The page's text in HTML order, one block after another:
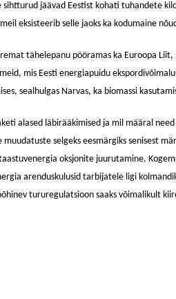
jäävad Eestist kohati tuhandete
eksisteerib selle jaoks ka kodumaine
tähelepanu pööramas ka Euroopa
mis Eesti energiapuidu
sealhulgas Narvas, ka biomassi
alased läbirääkimised ja mil määral
selgeks eesmärgiks senisest
oksjonite juurutamine.
arenduskulusid tarbijatele ligi
tururegulatsioon saaks võimalikult